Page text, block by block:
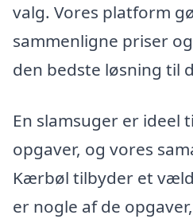
valg. Vores platform
sammenligne priser
den bedste løsning til
En slamsuger er ideel
opgaver, og vores
Kærbøl tilbyder et
er nogle af de